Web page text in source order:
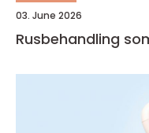
03. June 2026
Rusbehandling